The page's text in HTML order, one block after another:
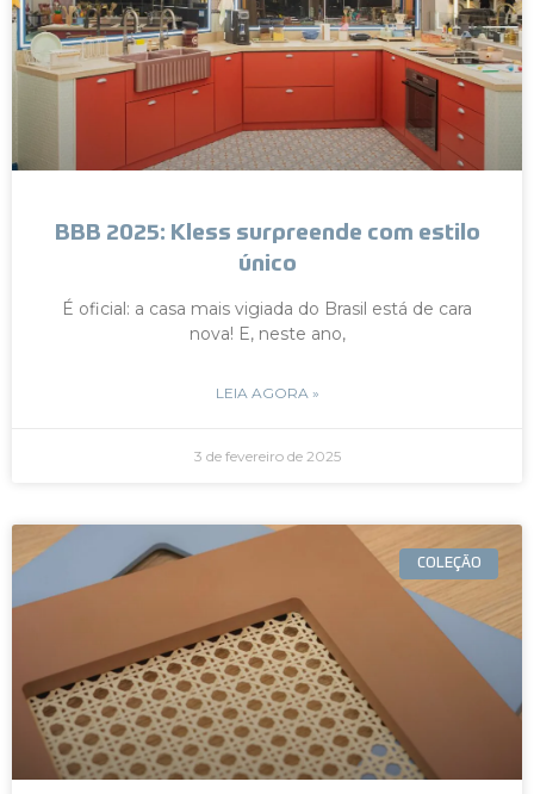
BBB 2025: Kless surpreende com estilo
único
É oficial: a casa mais vigiada do Brasil está de cara
nova! E, neste ano,
LEIA AGORA »
3 de fevereiro de 2025
COLEÇÃO